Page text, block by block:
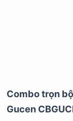
Combo trọn
Gucen